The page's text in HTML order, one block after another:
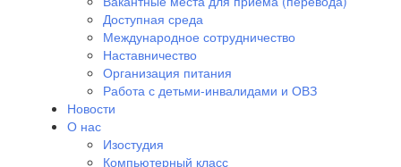
Доступная среда
Международное сотрудничество
Наставничество
Организация питания
Работа с детьми-инвалидами и ОВЗ
Новости
О нас
Изостудия
Компьютерный класс